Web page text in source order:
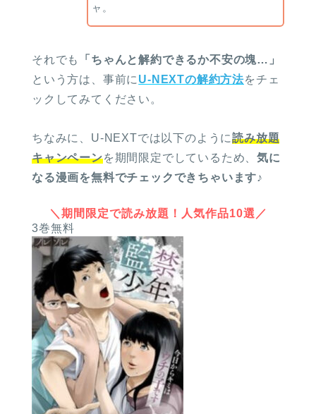
ャ。
それでも
「ちゃんと解約できるか不安の塊…」
という方は、事前に U-NEXTの解約方法をチェ
ックしてみてください。
ちなみに、U-NEXTでは以下のように読み放題
キャンペーンを期間限定でしているため、気に
なる漫画を無料でチェックできちゃいます♪
＼期間限定で読み放題！人気作品10選／
3巻無料